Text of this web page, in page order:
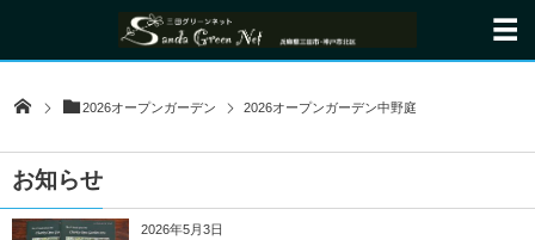
2026オープンガーデン 2026オープンガーデン中野庭
お知らせ
2026年5月3日